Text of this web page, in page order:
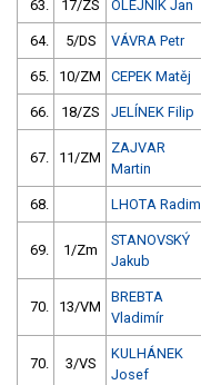
63. 17/ZS OLEJNÍK Jan
64. 5/DS VÁVRA Petr
65. 10/ZM CEPEK Matěj
66. 18/ZS JELÍNEK Filip
67. 11/ZM
ZAJVAR
Martin
68. LHOTA Radim
69. 1/Zm
STANOVSKÝ
Jakub
70. 13/VM
BREBTA
Vladimír
70. 3/VS
KULHÁNEK
Josef